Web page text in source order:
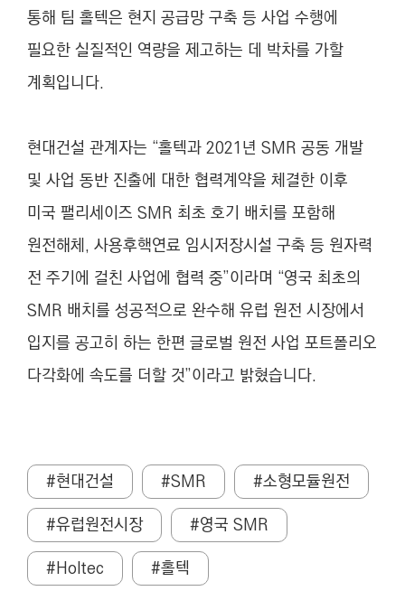
통해 팀 홀텍은 현지 공급망 구축 등 사업 수행에
필요한 실질적인 역량을 제고하는 데 박차를 가할
계획입니다.
현대건설 관계자는 “홀텍과 2021년 SMR 공동 개발
및 사업 동반 진출에 대한 협력계약을 체결한 이후
미국 팰리세이즈 SMR 최초 호기 배치를 포함해
원전해체, 사용후핵연료 임시저장시설 구축 등 원자력
전 주기에 걸친 사업에 협력 중”이라며 “영국 최초의
SMR 배치를 성공적으로 완수해 유럽 원전 시장에서
입지를 공고히 하는 한편 글로벌 원전 사업 포트폴리오
다각화에 속도를 더할 것”이라고 밝혔습니다.
#현대건설 #SMR
#소형모듈원전
#유럽원전시장
#영국 SMR
#Holtec
#홀텍